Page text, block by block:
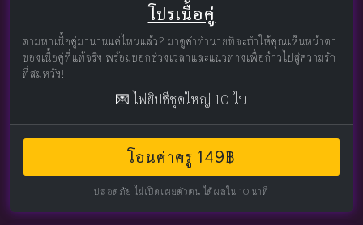
โปรเนื้อคู่
ตามหาเนื้อคู่มานานแค่ไหนแล้ว? มาดูคำทำนายที่จะทำให้คุณเห็นหน้าตา
ของเนื้อคู่ที่แท้จริง พร้อมบอกช่วงเวลาและแนวทางเพื่อก้าวไปสู่ความรัก
ที่สมหวัง!
💌 ไพ่ยิปซีชุดใหญ่ 10 ใบ
โอนค่าครู 149฿
ปลอดภัย ไม่เปิดเผยตัวตน ได้ผลใน 10 นาที